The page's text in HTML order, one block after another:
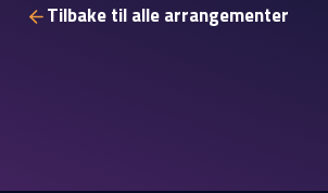
Tilbake til alle arrangementer